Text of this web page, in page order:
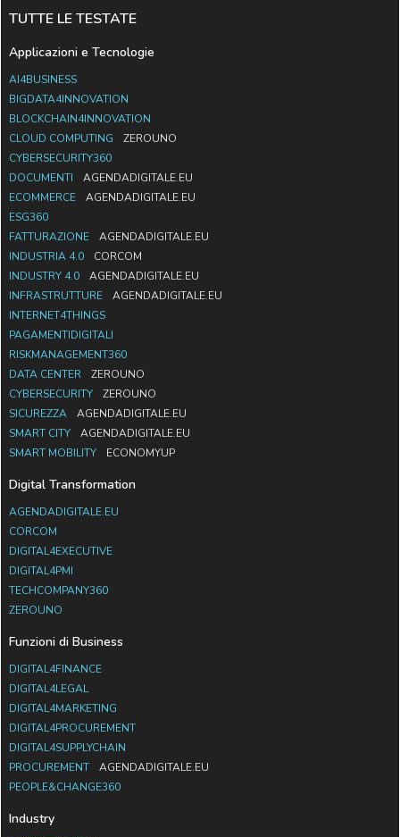
TUTTE LE TESTATE
Applicazioni e Tecnologie
AI4BUSINESS
BIGDATA4INNOVATION
BLOCKCHAIN4INNOVATION
CLOUD COMPUTING
ZEROUNO
CYBERSECURITY360
DOCUMENTI
AGENDADIGITALE.EU
ECOMMERCE
AGENDADIGITALE.EU
ESG360
FATTURAZIONE
AGENDADIGITALE.EU
INDUSTRIA 4.0
CORCOM
INDUSTRY 4.0
AGENDADIGITALE.EU
INFRASTRUTTURE
AGENDADIGITALE.EU
INTERNET4THINGS
PAGAMENTIDIGITALI
RISKMANAGEMENT360
DATA CENTER
ZEROUNO
CYBERSECURITY
ZEROUNO
SICUREZZA
AGENDADIGITALE.EU
SMART CITY
AGENDADIGITALE.EU
SMART MOBILITY
ECONOMYUP
Digital Transformation
AGENDADIGITALE.EU
CORCOM
DIGITAL4EXECUTIVE
DIGITAL4PMI
TECHCOMPANY360
ZEROUNO
Funzioni di Business
DIGITAL4FINANCE
DIGITAL4LEGAL
DIGITAL4MARKETING
DIGITAL4PROCUREMENT
DIGITAL4SUPPLYCHAIN
PROCUREMENT
AGENDADIGITALE.EU
PEOPLE&CHANGE360
Industry